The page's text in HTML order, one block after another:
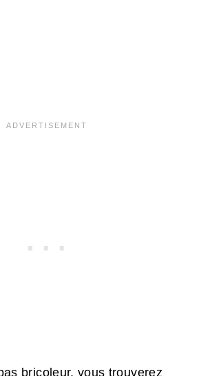
bricoleur, vous trouverez